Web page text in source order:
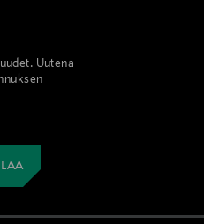
Uutena